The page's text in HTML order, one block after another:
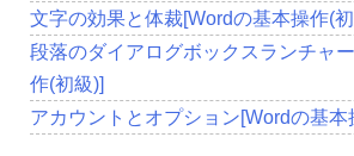
文字の効果と体裁[Wordの基本操作(
段落のダイアログボックスランチャ
作(初級)]
アカウントとオプション[Wordの基本